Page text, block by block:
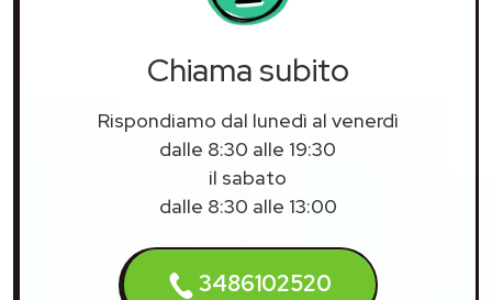
Chiama subito
Rispondiamo dal lunedì al venerdì
dalle 8:30 alle 19:30
il sabato
dalle 8:30 alle 13:00
3486102520